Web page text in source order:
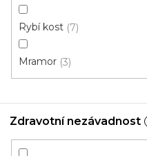
Rybí kost 7
Mramor 3
Zdravotní nezávadnost